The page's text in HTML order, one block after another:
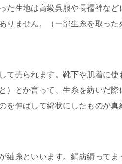
た生地は高級呉服や長襦袢な
りません。（一部生糸を取っ
て売られます。靴下や肌着に使
）とか言って、生糸を紡いだ際
を伸ばして綿状にしたものが
紬糸といいます。絹紡績って